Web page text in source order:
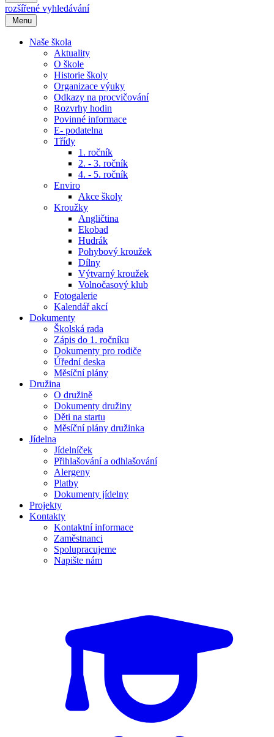
rozšířené vyhledávání
Menu
Naše škola
Aktuality
O škole
Historie školy
Organizace výuky
Odkazy na procvičování
Rozvrhy hodin
Povinné informace
E- podatelna
Třídy
1. ročník
2. - 3. ročník
4. - 5. ročník
Enviro
Akce školy
Kroužky
Angličtina
Ekobad
Hudrák
Pohybový kroužek
Dílny
Výtvarný kroužek
Volnočasový klub
Fotogalerie
Kalendář akcí
Dokumenty
Školská rada
Zápis do 1. ročníku
Dokumenty pro rodiče
Úřední deska
Měsíční plány
Družina
O družině
Dokumenty družiny
Děti na startu
Měsíční plány družinka
Jídelna
Jídelníček
Přihlašování a odhlašování
Alergeny
Platby
Dokumenty jídelny
Projekty
Kontakty
Kontaktní informace
Zaměstnanci
Spolupracujeme
Napište nám